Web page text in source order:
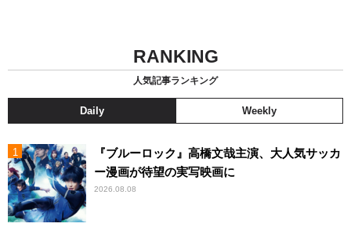
RANKING
人気記事ランキング
Daily Weekly
『ブルーロック』高橋文哉主演、大人気サッカ
ー漫画が待望の実写映画に
2026.08.08